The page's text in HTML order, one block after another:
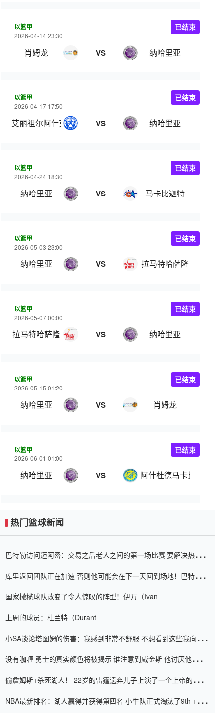
以篮甲
2026-04-14 23:30
肖姆龙 VS 纳哈里亚
已结束
以篮甲
2026-04-17 17:50
艾丽祖尔阿什克伦 VS 纳哈里亚
已结束
以篮甲
2026-04-24 18:30
纳哈里亚 VS 马卡比迦特
已结束
以篮甲
2026-05-03 23:00
纳哈里亚 VS 拉马特哈萨隆
已结束
以篮甲
2026-05-07 00:00
拉马特哈萨隆 VS 纳哈里亚
已结束
以篮甲
2026-05-15 01:20
纳哈里亚 VS 肖姆龙
已结束
以篮甲
2026-06-01 01:00
纳哈里亚 VS 阿什杜德马卡比
已结束
热门篮球新闻
巴特勒访问迈阿密：交易之后老人之间的第一场比赛 要解决热情的
库里返回团队正在加速 否则他可能会在下一天回到场地！巴特勒迈
国家橄榄球队改变了令人惊叹的阵型！伊万（Ivan
上周的球员：杜兰特（Durant
小SA谈论塔图姆的伤害：我感到非常不舒服 不想看到这些我向他
没有咖喱 勇士的真实颜色将被揭示 谁注意到威金斯 他讨厌他的老
偷詹姆斯+杀死湖人！ 22岁的雷霆遗弃儿子上演了一个上帝的剧
NBA最新排名：湖人赢得并获得第四名 小牛队正式淘汰了9th + 76